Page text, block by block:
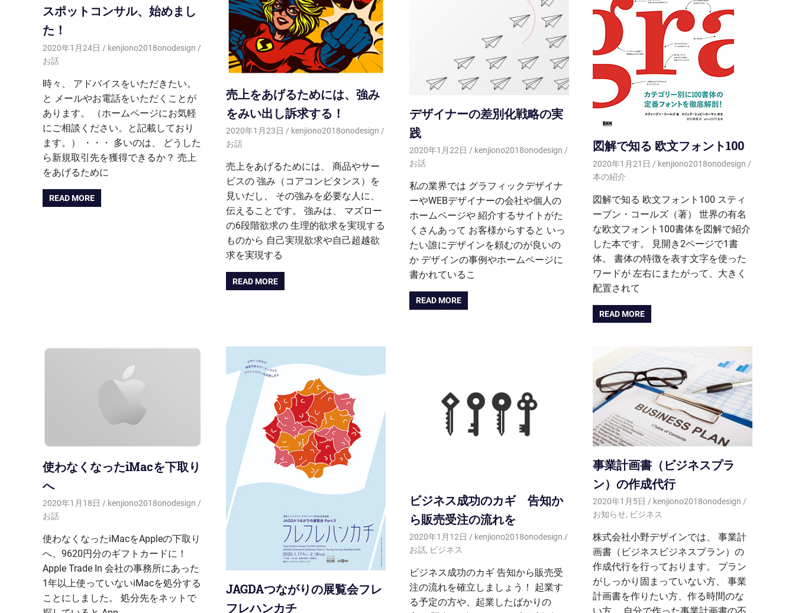
スポットコンサル、始めまし
た！
2020年1月24日
kenjiono2018onodesign
お話
時々、 アドバイスをいただきたい。
と メールやお電話をいただくことが
あります。 （ホームページにお気軽
にご相談ください。と記載しており
ます。） ・・・ 多いのは、 どうした
ら新規取引先を獲得できるか？ 売上
をあげるために
READ MORE
売上をあげるためには、強み
をみい出し訴求する！
2020年1月23日
kenjiono2018onodesign
お話
売上をあげるためには、 商品やサー
ビスの 強み（コアコンピタンス）を
見いだし、 その強みを必要な人に、
伝えることです。 強みは、 マズロー
の6段階欲求の 生理的欲求を実現する
ものから 自己実現欲求や自己超越欲
求を実現する
READ MORE
デザイナーの差別化戦略の実
践
2020年1月22日
kenjiono2018onodesign
お話
私の業界では グラフィックデザイナ
ーやWEBデザイナーの会社や個人の
ホームページや 紹介するサイトがた
くさんあって お客様からすると いっ
たい誰にデザインを頼むのが良いの
か デザインの事例やホームページに
書かれているこ
READ MORE
図解で知る 欧文フォント100
2020年1月21日
kenjiono2018onodesign
本の紹介
図解で知る 欧文フォント100 スティ
ーブン・コールズ（著） 世界の有名
な欧文フォント100書体を図解で紹介
した本です。 見開き2ページで1書
体。 書体の特徴を表す文字を使った
ワードが 左右にまたがって、大きく
配置されて
READ MORE
使わなくなったiMacを下取り
へ
2020年1月18日
kenjiono2018onodesign
お話
使わなくなったiMacをAppleの下取り
へ、9620円分のギフトカードに！
Apple Trade In 会社の事務所にあった
1年以上使っていないiMacを処分する
ことにしました。 処分先をネットで
JAGDAつながりの展覧会フレ
フレハンカチ
ビジネス成功のカギ 告知か
ら販売受注の流れを
2020年1月12日
kenjiono2018onodesign
お話, ビジネス
ビジネス成功のカギ 告知から販売受
注の流れを確立しましょう！ 起業す
る予定の方や、起業したばかりの
事業計画書（ビジネスプラ
ン）の作成代行
2020年1月5日
kenjiono2018onodesign
お知らせ, ビジネス
株式会社小野デザインでは、 事業計
画書（ビジネスビジネスプラン）の
作成代行を行っております。 プラン
がしっかり固まっていない方、 事業
計画書を作りたい方、作る時間のな